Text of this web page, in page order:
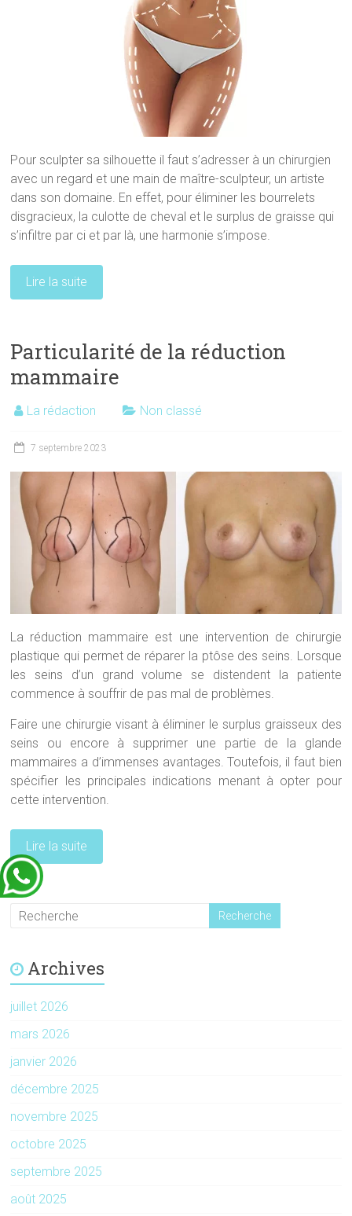
Pour sculpter sa silhouette il faut s’adresser à un chirurgien
avec un regard et une main de maître-sculpteur, un artiste
dans son domaine. En effet, pour éliminer les bourrelets
disgracieux, la culotte de cheval et le surplus de graisse qui
s’infiltre par ci et par là, une harmonie s’impose.
Lire la suite
Particularité de la réduction
mammaire
La rédaction Non classé
7 septembre 2023
La réduction mammaire est une intervention de chirurgie
plastique qui permet de réparer la ptôse des seins. Lorsque
les seins d’un grand volume se distendent la patiente
commence à souffrir de pas mal de problèmes.
Faire une chirurgie visant à éliminer le surplus graisseux des
seins ou encore à supprimer une partie de la glande
mammaires a d’immenses avantages. Toutefois, il faut bien
spécifier les principales indications menant à opter pour
cette intervention.
Lire la suite
Archives
juillet 2026
mars 2026
janvier 2026
décembre 2025
novembre 2025
octobre 2025
septembre 2025
août 2025